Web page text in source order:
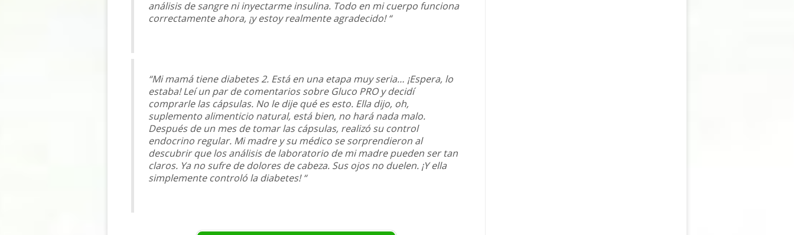
análisis de sangre ni inyectarme insulina. Todo en mi cuerpo funciona
correctamente ahora, ¡y estoy realmente agradecido! “
“Mi mamá tiene diabetes 2. Está en una etapa muy seria… ¡Espera, lo
estaba! Leí un par de comentarios sobre Gluco PRO y decidí
comprarle las cápsulas. No le dije qué es esto. Ella dijo, oh,
suplemento alimenticio natural, está bien, no hará nada malo.
Después de un mes de tomar las cápsulas, realizó su control
endocrino regular. Mi madre y su médico se sorprendieron al
descubrir que los análisis de laboratorio de mi madre pueden ser tan
claros. Ya no sufre de dolores de cabeza. Sus ojos no duelen. ¡Y ella
simplemente controló la diabetes! “